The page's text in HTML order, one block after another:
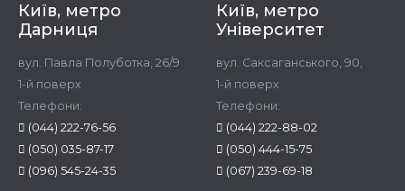
Київ, метро
Дарниця
вул. Павла Полуботка, 26/9
1-й поверх
Телефони:
(044) 222-76-56
(050) 035-87-17
(096) 545-24-35
Київ, метро
Університет
вул. Саксаганського, 90,
1-й поверх
Телефони:
(044) 222-88-02
(050) 444-15-75
(067) 239-69-18